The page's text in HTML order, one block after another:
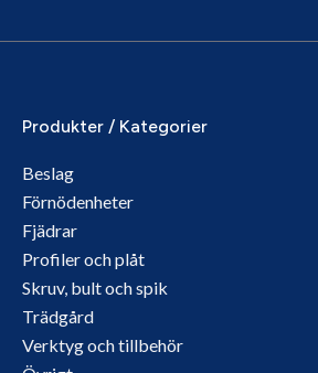
Produkter / Kategorier
Beslag
Förnödenheter
Fjädrar
Profiler och plåt
Skruv, bult och spik
Trädgård
Verktyg och tillbehör